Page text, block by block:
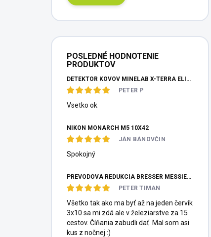
POSLEDNÉ HODNOTENIE
PRODUKTOV
DETEKTOR KOVOV MINELAB X-TERRA ELITE PINPOITER SET
PETER P
Vsetko ok
NIKON MONARCH M5 10X42
JÁN BÁNOVČIN
Spokojný
PREVODOVÁ REDUKCIA BRESSER MESSIER HEXAFOC 1:10
PETER TIMAN
Všetko tak ako ma byť až na jeden červík
3x10 sa mi zdá ale v železiarstve za 15
cestov. Číňania zabudli dať. Mal som asi
kus z nočnej :)